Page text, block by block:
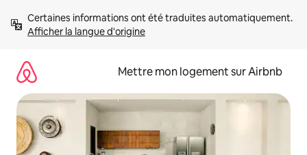
directement
Afficher la langue d'origine
Mettre mon logement sur Airbnb